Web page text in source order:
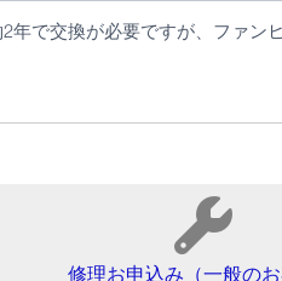
年で交換が必要ですが、ファン
修理お申込み（一般のお